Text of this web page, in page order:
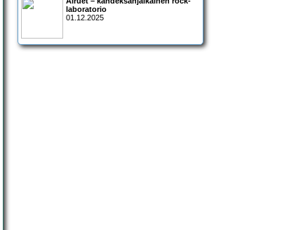
laboratorio
01.12.2025